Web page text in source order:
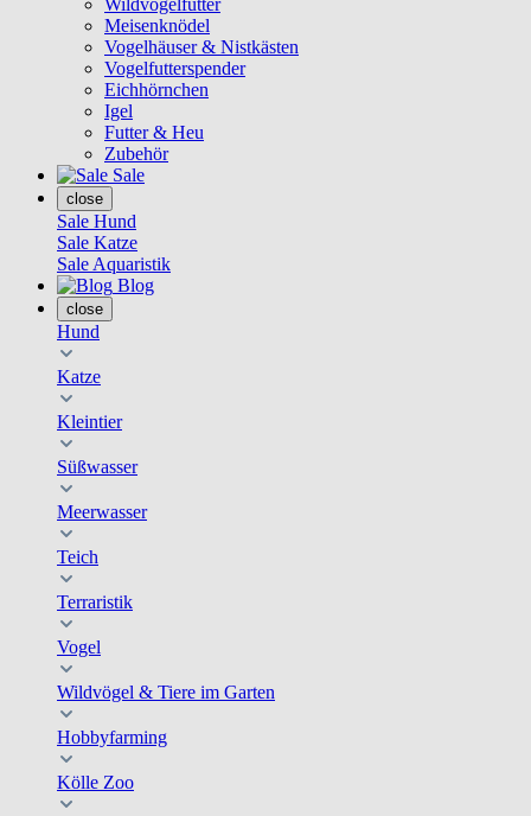
Wildvogelfutter
Meisenknödel
Vogelhäuser & Nistkästen
Vogelfutterspender
Eichhörnchen
Igel
Futter & Heu
Zubehör
Sale
close
Sale Hund
Sale Katze
Sale Aquaristik
Blog
close
Hund
Katze
Kleintier
Süßwasser
Meerwasser
Teich
Terraristik
Vogel
Wildvögel & Tiere im Garten
Hobbyfarming
Kölle Zoo